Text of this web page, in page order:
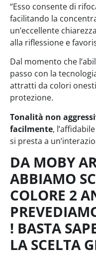
“Esso consente di
facilitando la
un’eccellente
alla riflessione e
Dal momento che
passo con la
attratti da colori
protezione.
Tonalità non
facilmente,
si presta a
DA MOBY
ABBIAMO
COLORE 2
! BASTA
LA SCELTA